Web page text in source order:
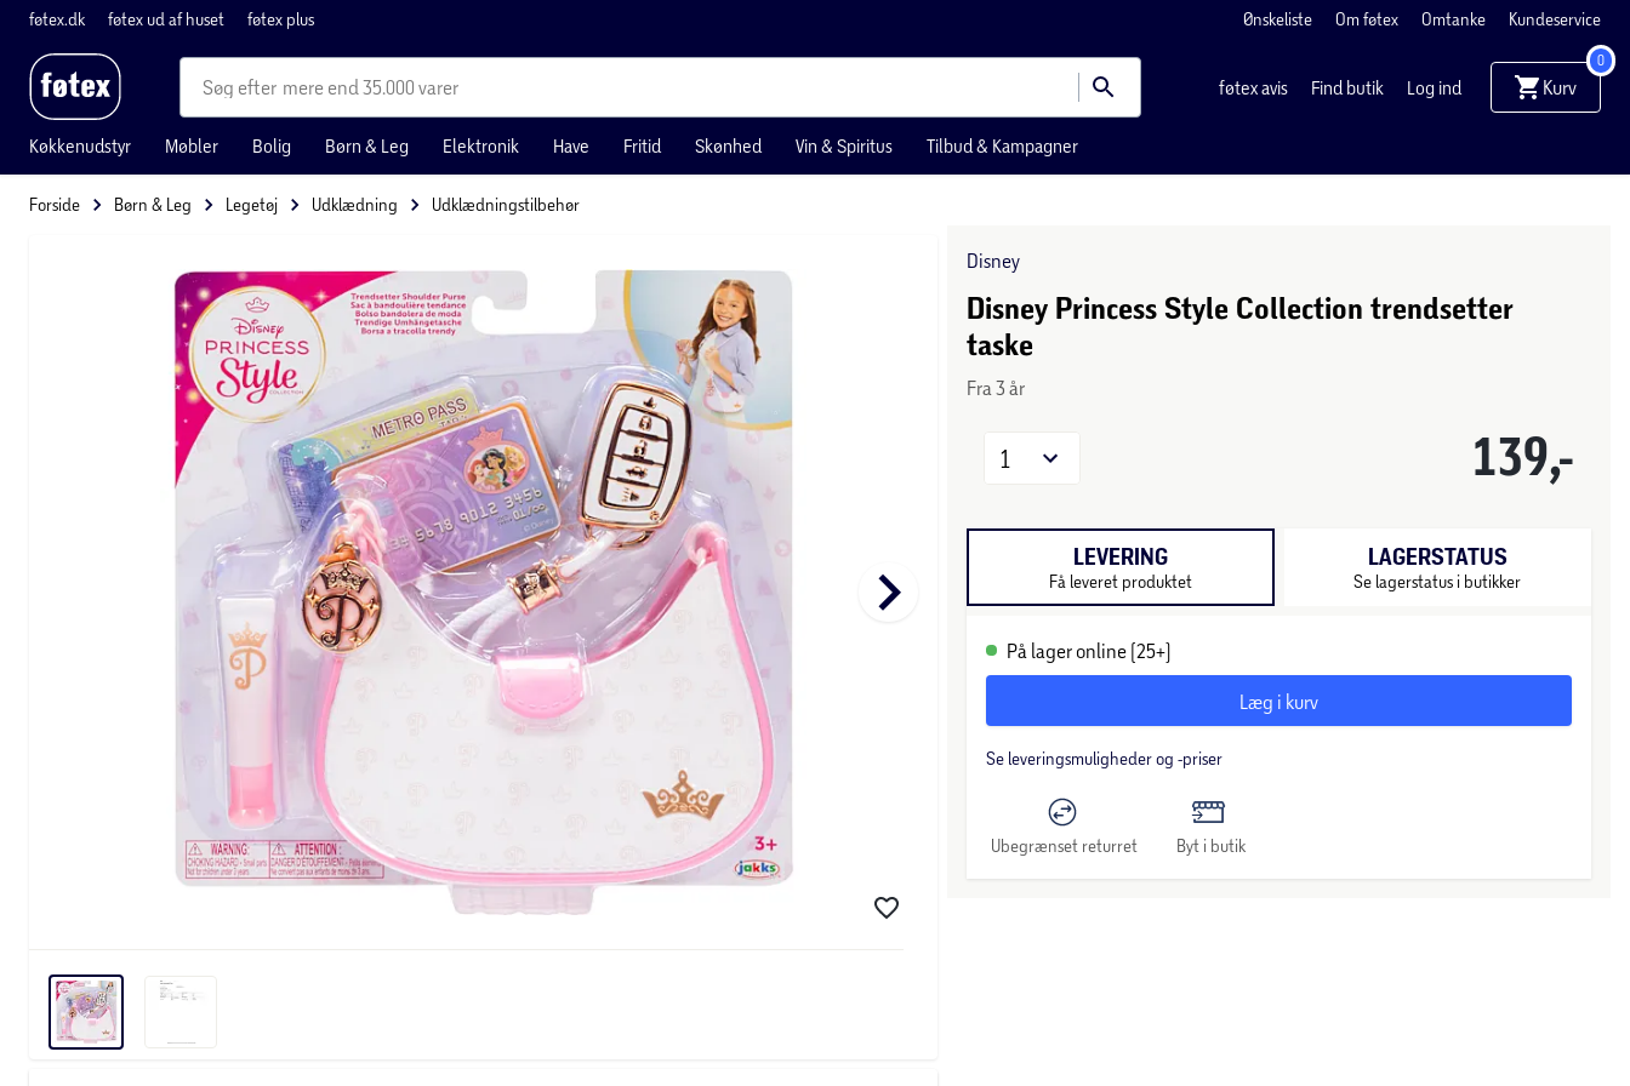
føtex.dk føtex ud af huset føtex plus Ønskeliste Om føtex Omtanke Kundeservice
mere end 35.000 varer føtex avis Find butik Log ind Kurv
0
Køkkenudstyr Møbler Bolig Børn & Leg Elektronik Have Fritid Skønhed Vin & Spiritus Tilbud & Kampagner
Forside Børn & Leg Legetøj Udklædning Udklædningstilbehør
keyboard_arrow_right
Disney
Disney Princess Style Collection trendsetter
taske
Fra 3 år
139,-
1
LEVERING
Få leveret produktet
LAGERSTATUS
Se lagerstatus i butikker
På lager online (25+)
Læg i kurv
Se leveringsmuligheder og -priser
Ubegrænset returret Byt i butik